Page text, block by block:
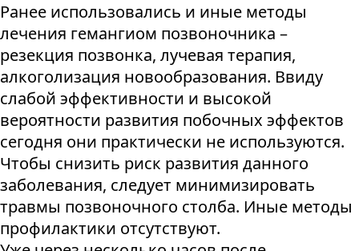
Ранее использовались и иные методы
лечения гемангиом позвоночника –
резекция позвонка, лучевая терапия,
алкоголизация новообразования. Ввиду
слабой эффективности и высокой
вероятности развития побочных эффектов
сегодня они практически не используются.
Чтобы снизить риск развития данного
заболевания, следует минимизировать
травмы позвоночного столба. Иные методы
профилактики отсутствуют.